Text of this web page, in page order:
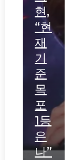
현,
“현
재
기
준
목
포
1등
은
나”